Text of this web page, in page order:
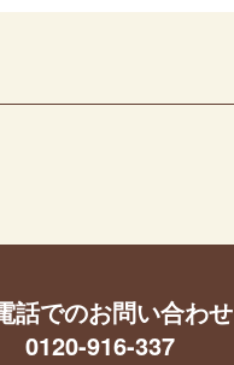
話でのお問い合わせ
0120-916-337